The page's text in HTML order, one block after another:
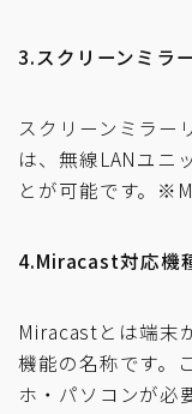
3.スクリーンミラ
スクリーンミラー
は、無線LANユニ
とが可能です。
4.Miracast対応機
Miracastとは端末
機能の名称です。
ホ・パソコンが必